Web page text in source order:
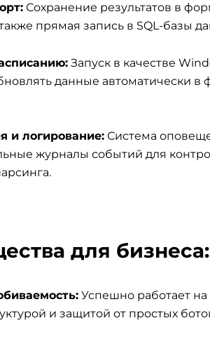
Сохранение результатов в
прямая запись в SQL-базы
Запуск в качестве
данные автоматически в
и логирование: Система
журналы событий для
для бизнеса:
Успешно работает на
и защитой от простых